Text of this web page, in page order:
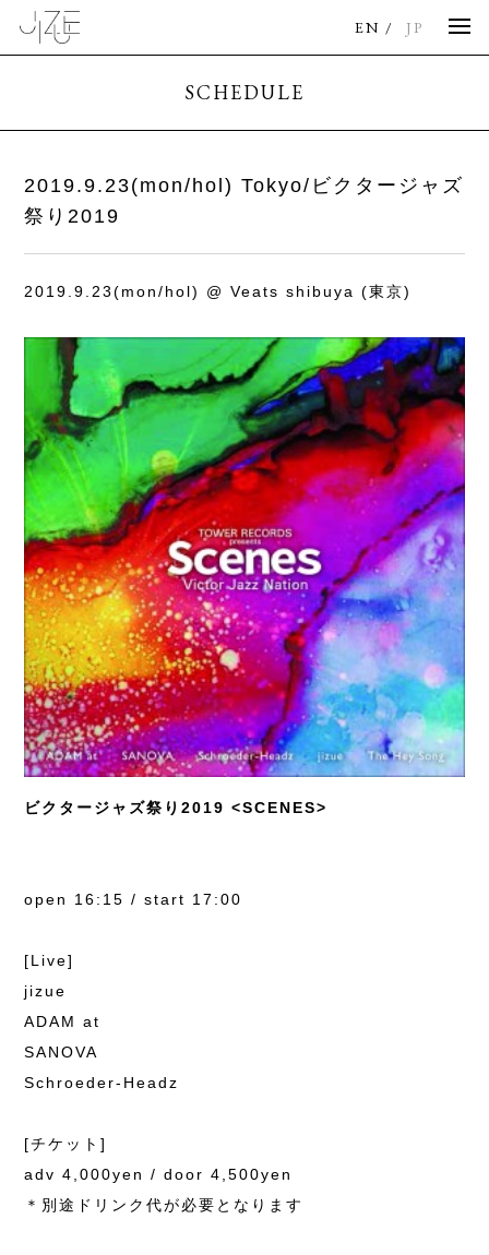
EN JP
SCHEDULE
2019.9.23(mon/hol) Tokyo/ビクタージャズ
祭り2019
2019.9.23(mon/hol) @ Veats shibuya (東京)
ビクタージャズ祭り2019 <SCENES>
open 16:15 / start 17:00
[Live]
jizue
ADAM at
SANOVA
Schroeder-Headz
[チケット]
adv 4,000yen / door 4,500yen
＊別途ドリンク代が必要となります